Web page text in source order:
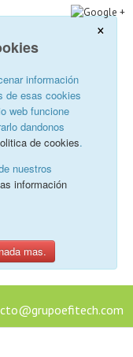
×
información
de esas cookies
web funcione
dandonos
de cookies.
nuestros
información
mas.